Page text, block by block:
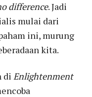
difference. Jadi
mulai dari
ini, murung
kita.
diEnlightenment